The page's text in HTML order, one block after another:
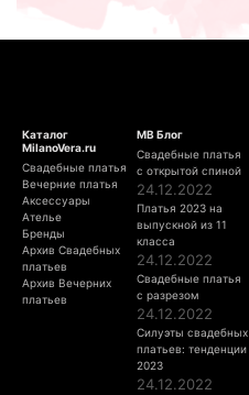
Каталог
MilanoVera.ru
Свадебные платья
Вечерние платья
Аксессуары
Ателье
Бренды
Архив Свадебных
платьев
Архив Вечерних
платьев
МВ Блог
Свадебные платья
с открытой спиной
24.12.2022
Платья 2023 на
выпускной из 11
класса
24.12.2022
Свадебные платья
с разрезом
24.12.2022
Силуэты свадебных
платьев: тенденции
2023
24.12.2022